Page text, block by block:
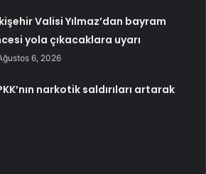
Valisi Yılmaz’dan bayram
yola çıkacaklara uyarı
6, 2026
narkotik saldırıları artarak